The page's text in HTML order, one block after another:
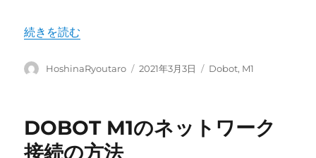
“DOBOT M1のシリアル番号とA9バージョンの確認方法
続きを読む
投
HoshinaRyoutaro
投
2021年3月3日
カ
ー
Dobot, M1
DOBOT M1のネットワーク
接続の方法